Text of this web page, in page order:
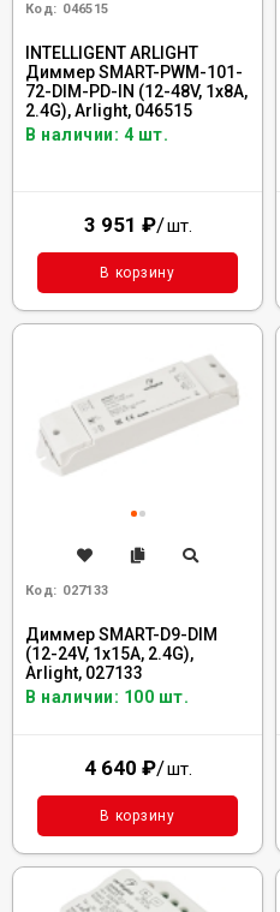
Код: 046515
INTELLIGENT ARLIGHT
Диммер SMART-PWM-101-
72-DIM-PD-IN (12-48V, 1x8A,
2.4G), Arlight, 046515
В наличии: 4 шт.
3 951 ₽/шт.
В корзину
Код: 027133
Диммер SMART-D9-DIM
(12-24V, 1x15A, 2.4G),
Arlight, 027133
В наличии: 100 шт.
4 640 ₽/шт.
В корзину